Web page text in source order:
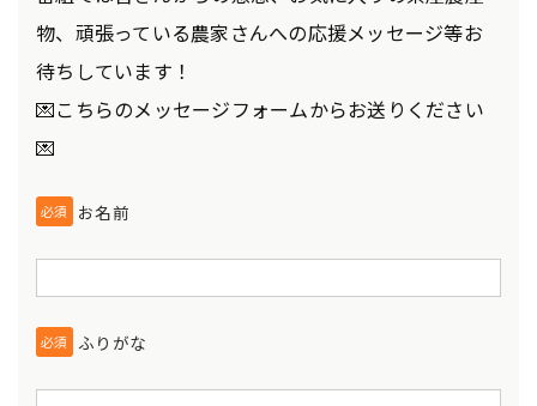
物、頑張っている農家さんへの応援メッセージ等お
待ちしています！
💌こちらのメッセージフォームからお送りください
💌
必須 お名前
必須 ふりがな